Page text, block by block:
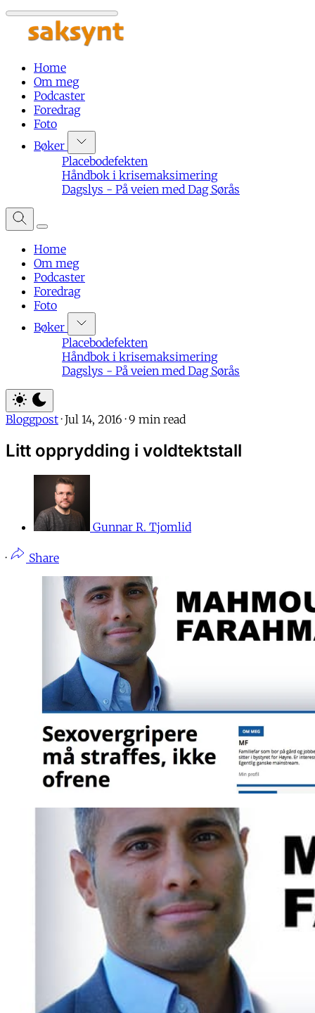
Home
Om meg
Podcaster
Foredrag
Foto
Bøker
Placebodefekten
Håndbok i krisemaksimering
Dagslys - På veien med Dag Sørås
Home
Om meg
Podcaster
Foredrag
Foto
Bøker
Placebodefekten
Håndbok i krisemaksimering
Dagslys - På veien med Dag Sørås
Bloggpost · Jul 14, 2016 · 9 min read
Litt opprydding i voldtektstall
Gunnar R. Tjomlid
· Share